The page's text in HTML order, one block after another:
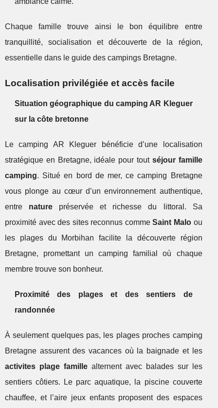
Chaque famille trouve ainsi le bon équilibre entre
tranquillité, socialisation et découverte de la région,
essentielle dans le guide des campings Bretagne.
Localisation privilégiée et accès facile
Situation géographique du camping AR Kleguer
sur la côte bretonne
Le camping AR Kleguer bénéficie d’une localisation
stratégique en Bretagne, idéale pour tout séjour famille
camping. Situé en bord de mer, ce camping Bretagne
vous plonge au cœur d’un environnement authentique,
entre nature préservée et richesse du littoral. Sa
proximité avec des sites reconnus commeSaint Malo ou
les plages du Morbihan facilite la découverte région
Bretagne, promettant un camping familial où chaque
membre trouve son bonheur.
Proximité des plages et des sentiers de
randonnée
À seulement quelques pas, les plages proches camping
Bretagne assurent des vacances où la baignade et les
activites plage famillealternent avec balades sur les
sentiers côtiers. Le parc aquatique, la piscine couverte
chauffee, et l’aire jeux enfants proposent des espaces